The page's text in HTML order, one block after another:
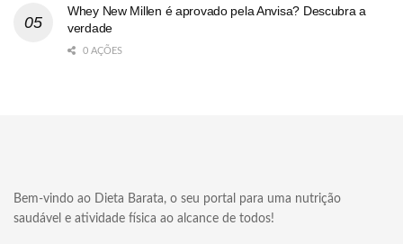
Whey New Millen é aprovado pela Anvisa? Descubra a
verdade
0 AÇÕES
Bem-vindo ao Dieta Barata, o seu portal para uma nutrição
saudável e atividade física ao alcance de todos!